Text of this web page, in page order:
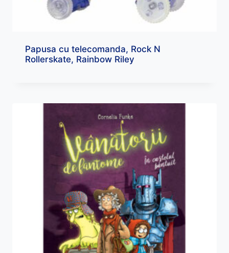
Papusa cu telecomanda, Rock N
Rollerskate, Rainbow Riley